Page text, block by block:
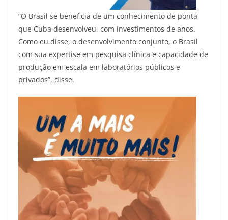
“O Brasil se beneficia de um conhecimento de ponta
que Cuba desenvolveu, com investimentos de anos.
Como eu disse, o desenvolvimento conjunto, o Brasil
com sua expertise em pesquisa clínica e capacidade de
produção em escala em laboratórios públicos e
privados”, disse.